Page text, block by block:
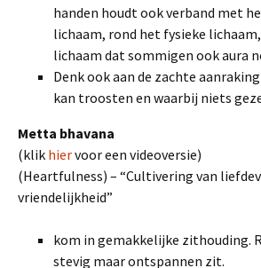
handen houdt ook verband met
lichaam, rond het fysieke
lichaam dat sommigen ook aura
Denk ook aan de zachte
kan troosten en waarbij niets
Metta bhavana
(klik hiervoor een videoversie)
(Heartfulness) – “Cultivering van
vriendelijkheid”
kom in gemakkelijke zithouding.
stevig maar ontspannen zit.